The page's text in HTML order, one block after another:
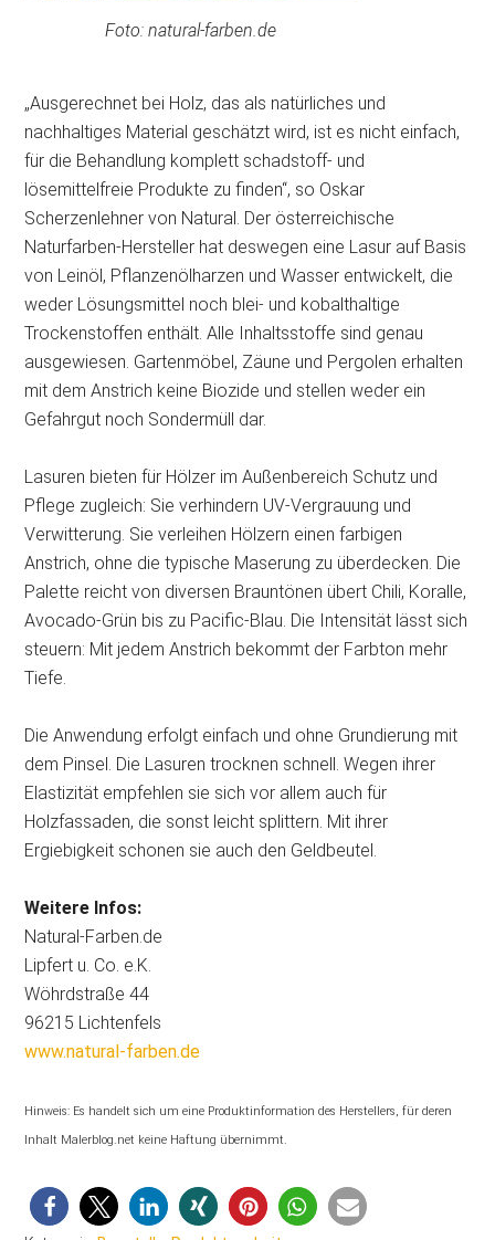
Foto: natural-farben.de
„Ausgerechnet bei Holz, das als natürliches und
nachhaltiges Material geschätzt wird, ist es nicht einfach,
für die Behandlung komplett schadstoff- und
lösemittelfreie Produkte zu finden“, so Oskar
Scherzenlehner von Natural. Der österreichische
Naturfarben-Hersteller hat deswegen eine Lasur auf Basis
von Leinöl, Pflanzenölharzen und Wasser entwickelt, die
weder Lösungsmittel noch blei- und kobalthaltige
Trockenstoffen enthält. Alle Inhaltsstoffe sind genau
ausgewiesen. Gartenmöbel, Zäune und Pergolen erhalten
mit dem Anstrich keine Biozide und stellen weder ein
Gefahrgut noch Sondermüll dar.
Lasuren bieten für Hölzer im Außenbereich Schutz und
Pflege zugleich: Sie verhindern UV-Vergrauung und
Verwitterung. Sie verleihen Hölzern einen farbigen
Anstrich, ohne die typische Maserung zu überdecken. Die
Palette reicht von diversen Brauntönen übert Chili, Koralle,
Avocado-Grün bis zu Pacific-Blau. Die Intensität lässt sich
steuern: Mit jedem Anstrich bekommt der Farbton mehr
Tiefe.
Die Anwendung erfolgt einfach und ohne Grundierung mit
dem Pinsel. Die Lasuren trocknen schnell. Wegen ihrer
Elastizität empfehlen sie sich vor allem auch für
Holzfassaden, die sonst leicht splittern. Mit ihrer
Ergiebigkeit schonen sie auch den Geldbeutel.
Weitere Infos:
Natural-Farben.de
Lipfert u. Co. e.K.
Wöhrdstraße 44
96215 Lichtenfels
www.natural-farben.de
Hinweis: Es handelt sich um eine Produktinformation des Herstellers, für deren
Inhalt Malerblog.net keine Haftung übernimmt.